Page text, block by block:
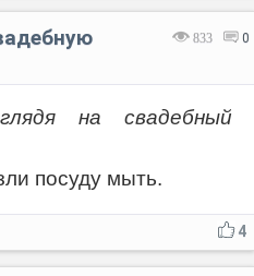
833 0
на свадебный
посуду мыть.
4